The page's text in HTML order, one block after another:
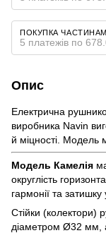
ПОКУПКА
5 платежів по
Опис
Електрична
виробника Navin
й міцності. Модель
Модель Камелія
округлість
гармонії та затишку
Стійки (колектори)
діаметром Ø32